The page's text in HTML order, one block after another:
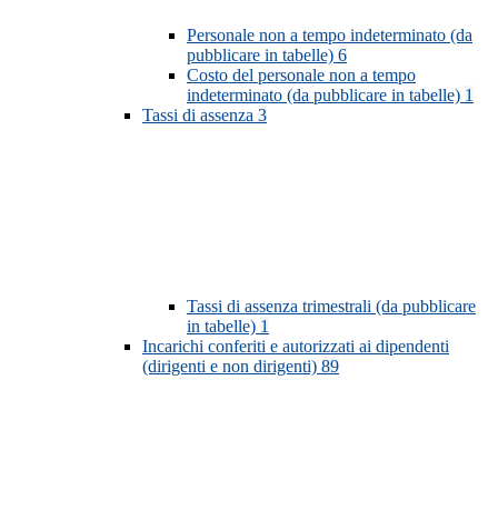
Personale non a tempo indeterminato (da
pubblicare in tabelle) 6
Costo del personale non a tempo
indeterminato (da pubblicare in tabelle) 1
Tassi di assenza 3
Tassi di assenza trimestrali (da pubblicare
in tabelle) 1
Incarichi conferiti e autorizzati ai dipendenti
(dirigenti e non dirigenti) 89